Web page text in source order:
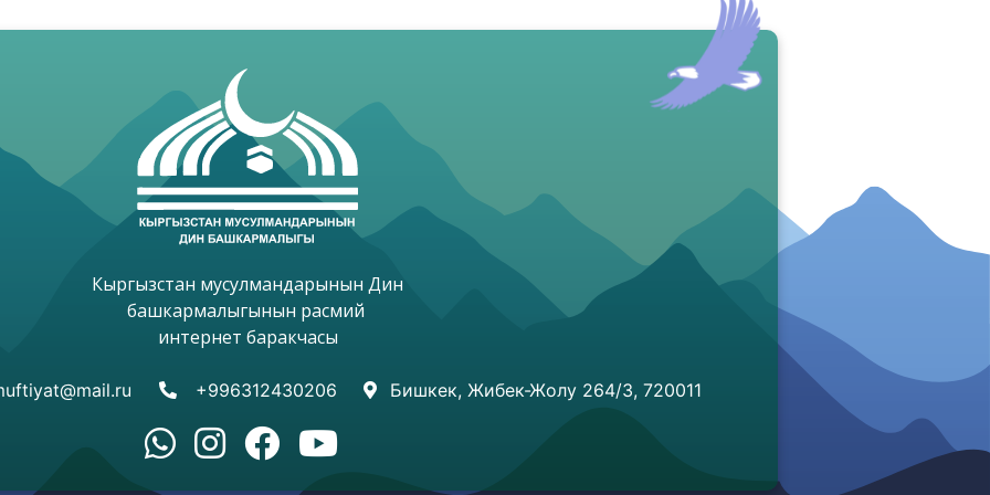
Кыргызстан мусулмандарынын Дин
башкармалыгынын расмий
интернет баракчасы
+996312430206 Бишкек, Жибек-Жолу 264/3, 720011